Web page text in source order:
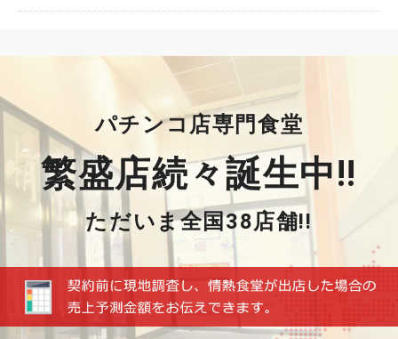
パチンコ店専門食堂
繁盛店続々誕生中!!
ただいま全国38店舗!!